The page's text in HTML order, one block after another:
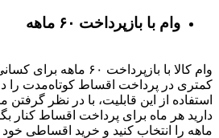
وام با بازپرداخت ۶۰ ماهه
وام کالا با بازپرداخت
کمتری در پرداخت اقساط کوتاه‌مدت را
استفاده از این قابلیت، با در نظر
ماهه را انتخاب کنید و خرید اقساطی خود